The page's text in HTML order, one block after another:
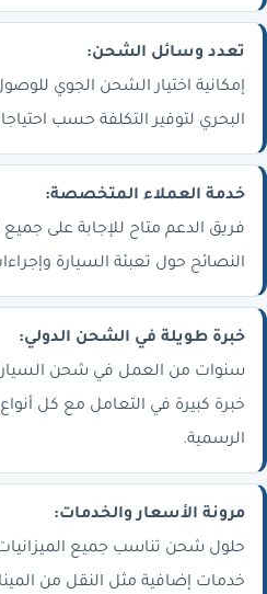
تعدد وسائل الشحن:
إمكانية اختيار الشحن الجوي
البحري لتوفير التكلفة حسب
خدمة العملاء المتخصصة:
فريق الدعم متاح للإجابة على
النصائح حول تعبئة السيارة
خبرة طويلة في الشحن الدولي:
سنوات من العمل في شحن
خبرة كبيرة في التعامل مع كل
الرسمية.
مرونة الأسعار والخدمات:
حلول شحن تناسب جميع
خدمات إضافية مثل النقل من